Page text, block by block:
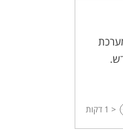
< 1 דקות